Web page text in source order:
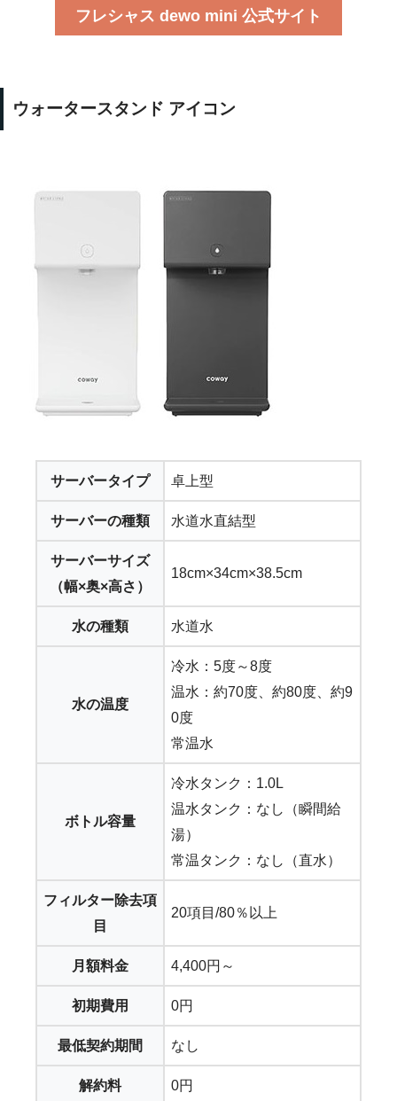
フレシャス dewo mini 公式サイト
ウォータースタンド アイコン
サーバータイプ 卓上型
サーバーの種類 水道水直結型
サーバーサイズ
（幅×奥×高さ）
18cm×34cm×38.5cm
水の種類 水道水
水の温度
冷水：5度～8度
温水：約70度、約80度、約9
0度
常温水
ボトル容量
冷水タンク：1.0L
温水タンク：なし（瞬間給
湯）
常温タンク：なし（直水）
フィルター除去項
目
20項目/80％以上
月額料金 4,400円～
初期費用 0円
最低契約期間 なし
解約料 0円